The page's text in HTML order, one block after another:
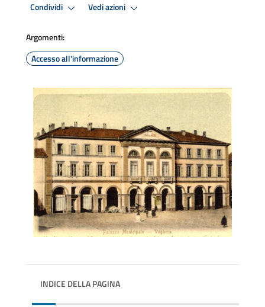
Condividi Vedi azioni
Argomenti:
Accesso all'informazione
INDICE DELLA PAGINA